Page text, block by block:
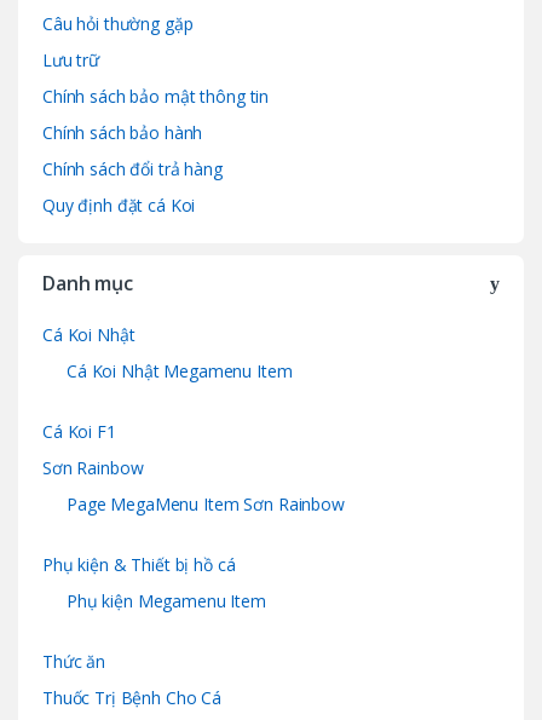
Câu hỏi thường gặp
Lưu trữ
Chính sách bảo mật thông tin
Chính sách bảo hành
Chính sách đổi trả hàng
Quy định đặt cá Koi
Danh mục
Cá Koi Nhật
Cá Koi Nhật Megamenu Item
Cá Koi F1
Sơn Rainbow
Page MegaMenu Item Sơn Rainbow
Phụ kiện & Thiết bị hồ cá
Phụ kiện Megamenu Item
Thức ăn
Thuốc Trị Bệnh Cho Cá